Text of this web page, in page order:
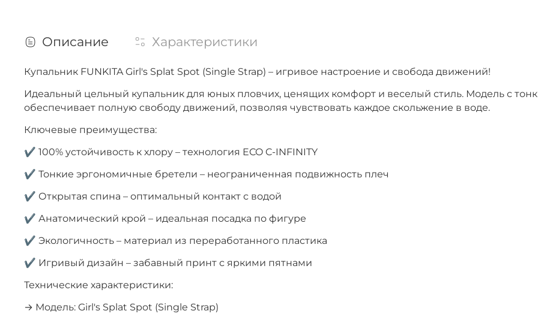
Описание Характеристики
Купальник FUNKITA Girl's Splat Spot (Single Strap) – игривое настроение и свобода движений!
Идеальный цельный купальник для юных пловчих, ценящих комфорт и веселый стиль. Модель с
обеспечивает полную свободу движений, позволяя чувствовать каждое скольжение в воде.
Ключевые преимущества:
✔ 100% устойчивость к хлору – технология ECO C-INFINITY
✔ Тонкие эргономичные бретели – неограниченная подвижность плеч
✔ Открытая спина – оптимальный контакт с водой
✔ Анатомический крой – идеальная посадка по фигуре
✔ Экологичность – материал из переработанного пластика
✔ Игривый дизайн – забавный принт с яркими пятнами
Технические характеристики:
→ Модель: Girl's Splat Spot (Single Strap)